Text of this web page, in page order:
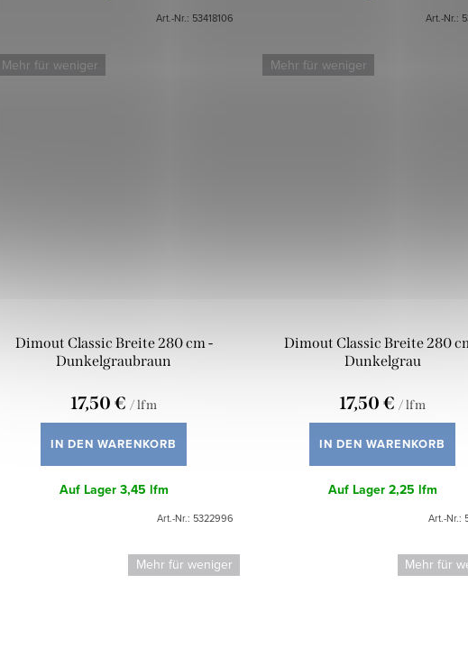
Art.-Nr.: 53418106 Art.-Nr.:
Mehr für weniger
Dimout Classic Breite 280 cm -
Dunkelgraubraun
17,50 € / lfm
IN DEN WARENKORB
Auf Lager 3,45 lfm
Art.-Nr.: 5322996
Mehr für weniger
Dimout Classic Breite 280
Dunkelgrau
17,50 € / lfm
IN DEN WARENKORB
Auf Lager 2,25 lfm
Art.-Nr.:
Mehr für weniger Mehr für